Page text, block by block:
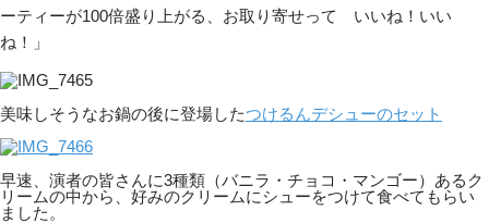
ーティーが100倍盛り上がる、お取り寄せって いいね！いい
ね！」
美味しそうなお鍋の後に登場したつけるんデシューのセット
早速、演者の皆さんに3種類（バニラ・チョコ・マンゴー）あるク
リームの中から、好みのクリームにシューをつけて食べてもらい
ました。